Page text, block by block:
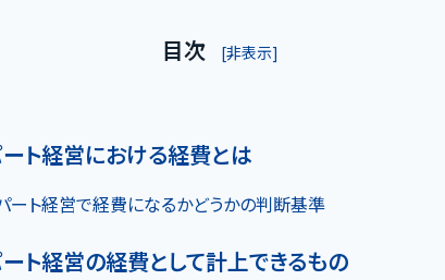
れる理由
目次 [非表示]
ト経営における経費とは
ート経営で経費になるかどうかの判断基準
ト経営の経費として計上できるもの